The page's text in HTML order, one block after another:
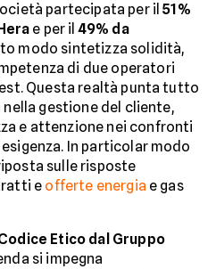
partecipata per il51%
e per il49% da
modo sintetizza solidità,
di due operatori
Questa realtà punta tutto
gestione del cliente,
e attenzione nei confronti
In particolar modo
sulle risposte
e offerte energia e gas
Etico dal Gruppo
si impegna